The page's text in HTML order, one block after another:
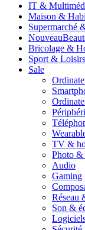
IT &
Maison &
Supermarché
Nouveau
Bricolage &
Sport & Loisirs
Sale
TV &
Photo &
Audio
Gaming
Réseau
Son &